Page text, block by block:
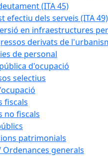
(ITA 45)
efectiu dels serveis (ITA 49)
en infraestructures
derivats de
de personal
d'ocupació
selectius
fiscals
no fiscals
patrimonials
generals